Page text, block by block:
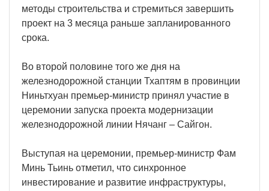
методы строительства и стремиться завершить
проект на 3 месяца раньше запланированного
срока.
Во второй половине того же дня на
железнодорожной станции Тхаптям в провинции
Ниньтхуан премьер-министр принял участие в
церемонии запуска проекта модернизации
железнодорожной линии Нячанг – Сайгон.
Выступая на церемонии, премьер-министр Фам
Минь Тьинь отметил, что синхронное
инвестирование и развитие инфраструктуры,